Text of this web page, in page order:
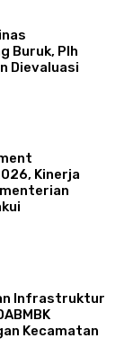
Buruk, Plh
Dievaluasi
Kinerja
Infrastruktur
Kecamatan